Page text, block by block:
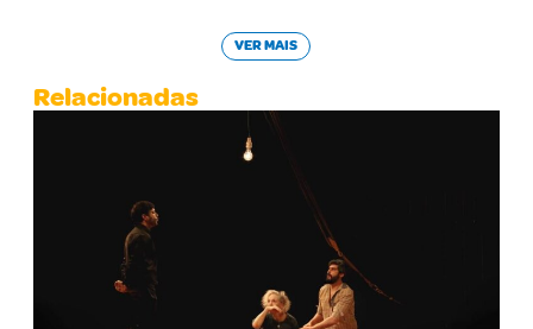
VER MAIS
Relacionadas